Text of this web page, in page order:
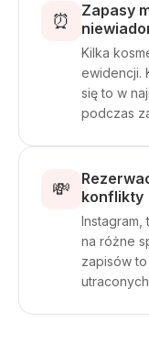
⏰
Zapasy
Kilka
ewidencji.
się to w
podczas
💸
konflikty
na różne
zapisów